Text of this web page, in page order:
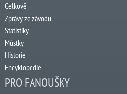
Celkově
Zprávy ze závodu
Statistiky
Můstky
Historie
Encyklopedie
PRO FANOUŠKY